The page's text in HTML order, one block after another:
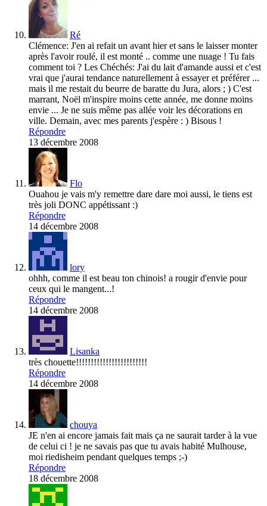
Ré
Clémence: J'en ai refait un avant hier et sans le laisser monter
après l'avoir roulé, il est monté .. comme une nuage ! Tu fais
comment toi ? Les Chéchés: J'ai du lait d'amande aussi et c'est
vrai que j'aurai tendance naturellement à essayer et préférer ...
mais il me restait du beurre de baratte du Jura, alors ; ) C'est
marrant, Noël m'inspire moins cette année, me donne moins
envie ... Je ne suis même pas allée voir les décorations en
ville. Demain, avec mes parents j'espère : ) Bisous !
Répondre
13 décembre 2008
Flo
Ouahou je vais m'y remettre dare dare moi aussi, le tiens est
très joli DONC appétissant :)
Répondre
14 décembre 2008
lory
ohhh, comme il est beau ton chinois! a rougir d'envie pour
ceux qui le mangent...!
Répondre
14 décembre 2008
Lisanka
très chouette!!!!!!!!!!!!!!!!!!!!!!!!
Répondre
14 décembre 2008
chouya
JE n'en ai encore jamais fait mais ça ne saurait tarder à la vue
de celui ci ! je ne savais pas que tu avais habité Mulhouse,
moi riedisheim pendant quelques temps ;-)
Répondre
18 décembre 2008